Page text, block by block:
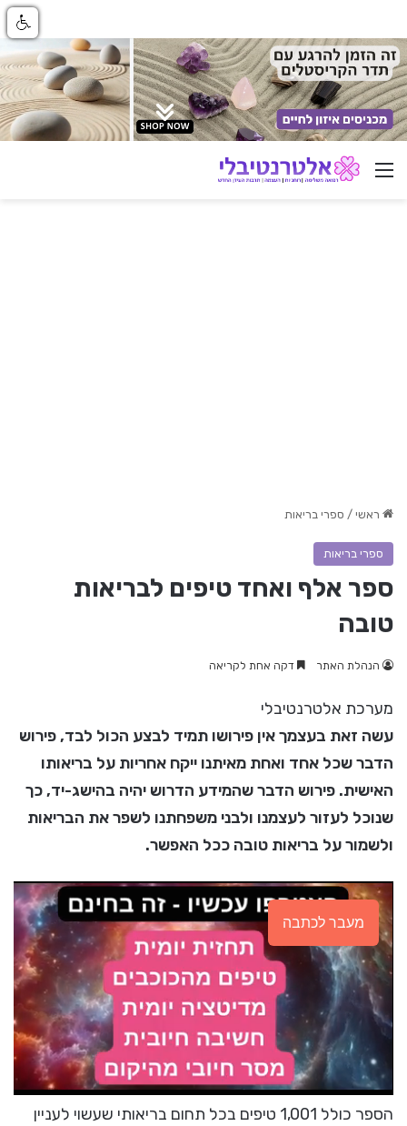
ניווט באתר
ראשי / ספרי בריאות
ספרי בריאות
ספר אלף ואחד טיפים לבריאות
טובה
הנהלת האתר דקה אחת לקריאה
מערכת אלטרנטיבלי
עשה זאת בעצמך אין פירושו תמיד לבצע הכול לבד, פירוש
הדבר שכל אחד ואחת מאיתנו ייקח אחריות על בריאותו
האישית. פירוש הדבר שהמידע הדרוש יהיה בהישג-יד, כך
שנוכל לעזור לעצמנו ולבני משפחתנו לשפר את הבריאות
ולשמור על בריאות טובה ככל האפשר.
מעבר לכתבה
הספר כולל 1,001 טיפים בכל תחום בריאותי שעשוי לעניין